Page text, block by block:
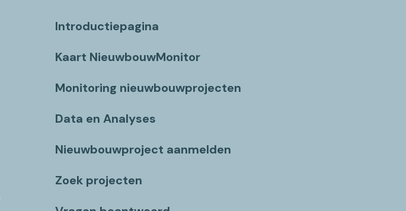
Introductiepagina
Kaart NieuwbouwMonitor
Monitoring nieuwbouwprojecten
Data en Analyses
Nieuwbouwproject aanmelden
Zoek projecten